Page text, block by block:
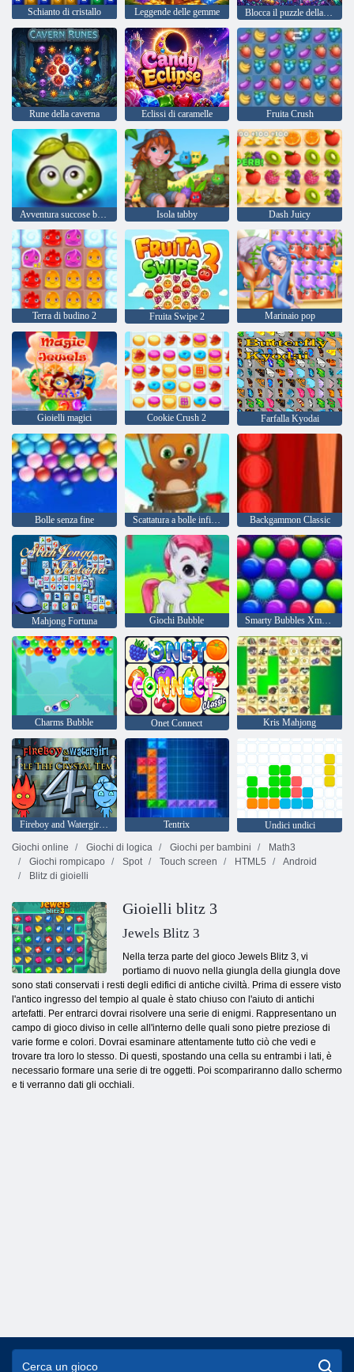
Schianto di cristallo Leggende delle gemme Blocca il puzzle della gemma principale
Rune della caverna Eclissi di caramelle Fruita Crush
Avventura succose bacche Isola tabby Dash Juicy
Terra di budino 2 Fruita Swipe 2 Marinaio pop
Gioielli magici Cookie Crush 2 Farfalla Kyodai
Bolle senza fine Scattatura a bolle infinita Backgammon Classic
Mahjong Fortuna Giochi Bubble Smarty Bubbles Xmas Edition
Charms Bubble Onet Connect Kris Mahjong
Tentrix
Undici undici
Giochi online
Giochi di logica Giochi per bambini
Math3
Giochi rompicapo
Spot Touch screen HTML5
Android
Blitz di gioielli
Gioielli blitz 3
Jewels Blitz 3
Nella terza parte del gioco Jewels Blitz 3, vi
portiamo di nuovo nella giungla della giungla dove
sono stati conservati i resti degli edifici di antiche civiltà. Prima di essere visto
l'antico ingresso del tempio al quale è stato chiuso con l'aiuto di antichi
artefatti. Per entrarci dovrai risolvere una serie di enigmi. Rappresentano un
campo di gioco diviso in celle all'interno delle quali sono pietre preziose di
varie forme e colori. Dovrai esaminare attentamente tutto ciò che vedi e
trovare tra loro lo stesso. Di questi, spostando una cella su entrambi i lati, è
necessario formare una serie di tre oggetti. Poi scompariranno dallo schermo
e ti verranno dati gli occhiali.